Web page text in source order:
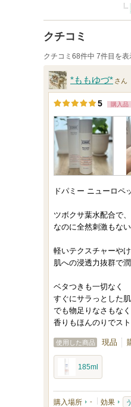
クチコミ
クチコミ68件中 7件目を表
*ももゆづ* さん
5 購入品
ドパミー ニューロペ
ツボクサ葉水配合で
なのに全然刺激もない
軽いテクスチャーや
肌への浸透力抜群で
ベタつきも一切なく
すぐにサラっとした
でも物足りなさもなく
香りもほんのりでス
使用した商品 現品
185ml
購入場所 - 効果